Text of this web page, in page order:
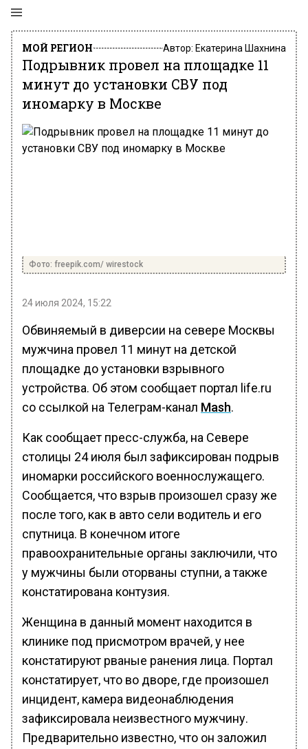
МОЙ РЕГИОН Автор: Екатерина Шахнина
Подрывник провел на площадке 11
минут до установки СВУ под
иномарку в Москве
Фото: freepik.com/ wirestock
24 июля 2024, 15:22
Обвиняемый в диверсии на севере Москвы
мужчина провел 11 минут на детской
площадке до установки взрывного
устройства. Об этом сообщает портал life.ru
со ссылкой на Телеграм-канал Mash.
Как сообщает пресс-служба, на Севере
столицы 24 июля был зафиксирован подрыв
иномарки российского военнослужащего.
Сообщается, что взрыв произошел сразу же
после того, как в авто сели водитель и его
спутница. В конечном итоге
правоохранительные органы заключили, что
у мужчины были оторваны ступни, а также
констатирована контузия.
Женщина в данный момент находится в
клинике под присмотром врачей, у нее
констатируют рваные ранения лица. Портал
констатирует, что во дворе, где произошел
инцидент, камера видеонаблюдения
зафиксировала неизвестного мужчину.
Предварительно известно, что он заложил